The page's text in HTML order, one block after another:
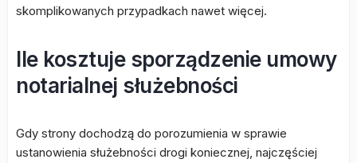
skomplikowanych przypadkach nawet więcej.
Ile kosztuje sporządzenie umowy
notarialnej służebności
Gdy strony dochodzą do porozumienia w sprawie
ustanowienia służebności drogi koniecznej, najczęściej